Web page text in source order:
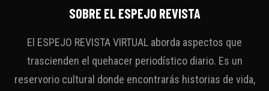
SOBRE EL ESPEJO REVISTA
El ESPEJO REVISTA VIRTUAL aborda aspectos que
trascienden el quehacer periodístico diario. Es un
reservorio cultural donde encontrarás historias de vida,